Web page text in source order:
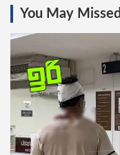
You May Missed